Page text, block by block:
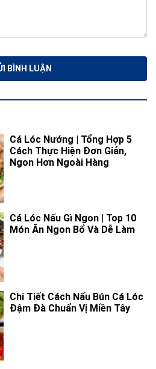
Cá Lóc Nướng | Tổng Hợp 5
Cách Thực Hiện Đơn Giản,
Ngon Hơn Ngoài Hàng
Cá Lóc Nấu Gì Ngon | Top 10
Món Ăn Ngon Bổ Và Dễ Làm
Chi Tiết Cách Nấu Bún Cá Lóc
Đậm Đà Chuẩn Vị Miền Tây